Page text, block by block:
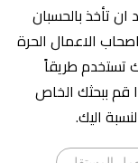
تأخذ بالحسبان
الاعمال الحرة
تستخدم طريقاً
قم ببحثك الخاص
اليك.